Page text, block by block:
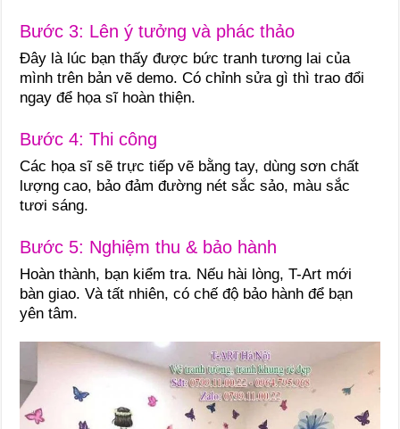
Bước 3: Lên ý tưởng và phác thảo
Đây là lúc bạn thấy được bức tranh tương lai của
mình trên bản vẽ demo. Có chỉnh sửa gì thì trao đổi
ngay để họa sĩ hoàn thiện.
Bước 4: Thi công
Các họa sĩ sẽ trực tiếp vẽ bằng tay, dùng sơn chất
lượng cao, bảo đảm đường nét sắc sảo, màu sắc
tươi sáng.
Bước 5: Nghiệm thu & bảo hành
Hoàn thành, bạn kiểm tra. Nếu hài lòng, T-Art mới
bàn giao. Và tất nhiên, có chế độ bảo hành để bạn
yên tâm.